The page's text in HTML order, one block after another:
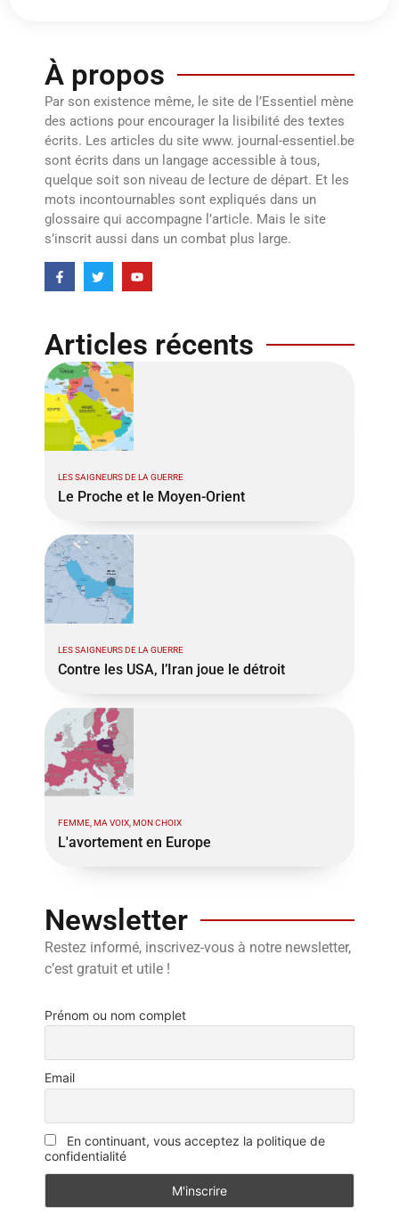
À propos
Par son existence même, le site de l’Essentiel mène
des actions pour encourager la lisibilité des textes
écrits. Les articles du site www. journal-essentiel.be
sont écrits dans un langage accessible à tous,
quelque soit son niveau de lecture de départ. Et les
mots incontournables sont expliqués dans un
glossaire qui accompagne l’article. Mais le site
s’inscrit aussi dans un combat plus large.
Articles récents
LES SAIGNEURS DE LA GUERRE
Le Proche et le Moyen-Orient
LES SAIGNEURS DE LA GUERRE
Contre les USA, l’Iran joue le détroit
FEMME, MA VOIX, MON CHOIX
L'avortement en Europe
Newsletter
Restez informé, inscrivez-vous à notre newsletter,
c’est gratuit et utile !
Prénom ou nom complet
Email
En continuant, vous acceptez la politique de
confidentialité